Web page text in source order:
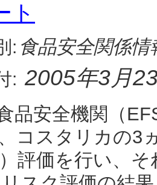
ト
: 食品安全関係情
: 2005年3月
品安全機関（
コスタリカの3
）評価を行い、